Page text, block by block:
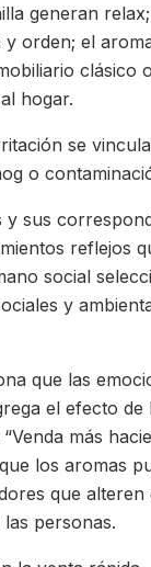
generan
y orden; el
clásico
hogar.
se
o
sus
reflejos
social
y
que las
el efecto de
más
los aromas
que alteren
personas.